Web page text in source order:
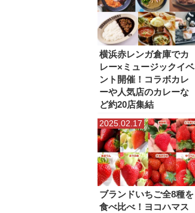
横浜赤レンガ倉庫でカ
レー×ミュージックイベ
ント開催！コラボカレ
ーや人気店のカレーな
ど約20店集結
2025.02.17
ブランドいちご全8種を
食べ比べ！ヨコハマス